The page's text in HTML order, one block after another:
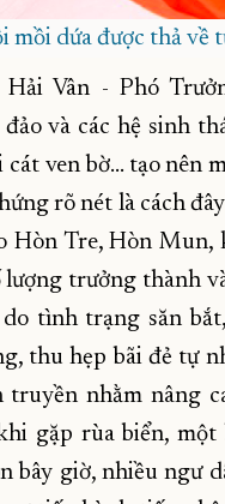
mồi dứa được thả
Vân - Phó
và các hệ sinh
cát ven bờ… tạo nên
rõ nét là cách
Hòn Tre, Hòn Mun,
lượng trưởng thành
tình trạng săn
thu hẹp bãi đẻ tự
truyền nhằm nâng
gặp rùa biển,
bây giờ, nhiều ngư